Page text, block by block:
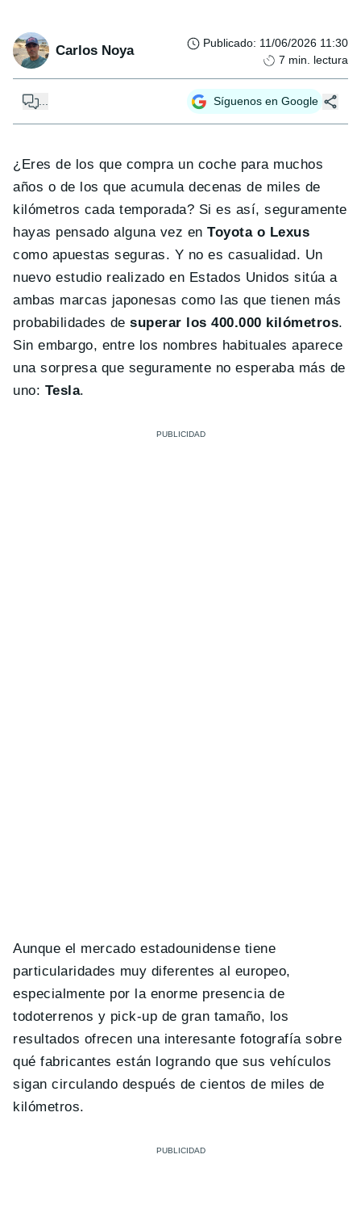
Carlos Noya Publicado: 11/06/2026 11:30
7 min. lectura
... Síguenos en Google
¿Eres de los que compra un coche para muchos
años o de los que acumula decenas de miles de
kilómetros cada temporada? Si es así, seguramente
hayas pensado alguna vez enToyota o Lexus
como apuestas seguras. Y no es casualidad. Un
nuevo estudio realizado en Estados Unidos sitúa a
ambas marcas japonesas como las que tienen más
probabilidades de superar los 400.000 kilómetros.
Sin embargo, entre los nombres habituales aparece
una sorpresa que seguramente no esperaba más de
uno: Tesla.
Aunque el mercado estadounidense tiene
particularidades muy diferentes al europeo,
especialmente por la enorme presencia de
todoterrenos y pick-up de gran tamaño, los
resultados ofrecen una interesante fotografía sobre
qué fabricantes están logrando que sus vehículos
sigan circulando después de cientos de miles de
kilómetros.